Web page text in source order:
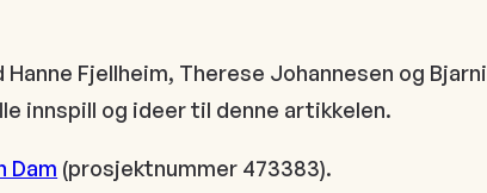
Fjellheim, Therese Johannesen og Bjarni
innspill og ideer til denne artikkelen.
Dam (prosjektnummer 473383).